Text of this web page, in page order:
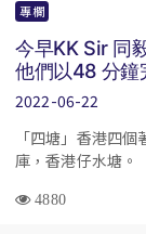
專欄
今早KK Sir 同
他們以48 分鐘
2022-06-22
「四塘」香港四
庫，香港仔水塘。
4880